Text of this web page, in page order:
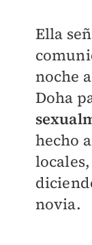
Ella
noche
Doha
hecho
novia.